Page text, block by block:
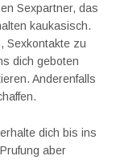
Sexpartner, das
kaukasisch.
Sexkontakte zu
dich geboten
Anderenfalls
dich bis ins
aber